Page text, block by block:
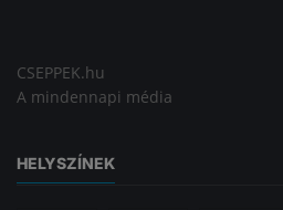
CSEPPEK.hu
A mindennapi média
HELYSZÍNEK